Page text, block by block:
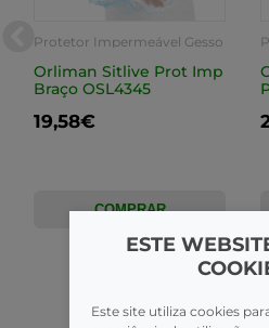
Protetor Impermeável Gesso
Orliman Sitlive Prot Imp
Braço OSL4345
19,58€
COMPRAR
ESTE
Este site utiliza cookies